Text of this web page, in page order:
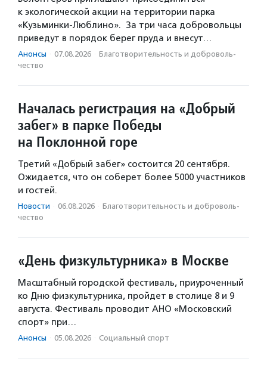
к экологической акции на территории парка
«Кузьминки-Люблино». За три часа добровольцы
приведут в порядок берег пруда и внесут…
Анонсы · 07.08.2026 · Благотвори­тель­ность и доброволь­
чест­во
Началась регистрация на «Добрый
забег» в парке Победы
на Поклонной горе
Третий «Добрый забег» состоится 20 сентября.
Ожидается, что он соберет более 5000 участников
и гостей.
Новости · 06.08.2026 · Благотвори­тель­ность и доброволь­
чест­во
«День физкультурника» в Москве
Масштабный городской фестиваль, приуроченный
ко Дню физкультурника, пройдет в столице 8 и 9
августа. Фестиваль проводит АНО «Московский
спорт» при…
Анонсы · 05.08.2026 · Социальный спорт